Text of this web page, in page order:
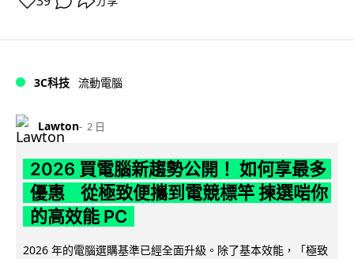
3C科技 流動電腦
Lawton 2 日
2026 買電腦新趨勢公開！ 如何享最多
優惠 從極致便攜到電競標竿 揀選啱你
的高效能 PC
2026 年的電腦選購基準已經全面升級。除了基本效能，「極致